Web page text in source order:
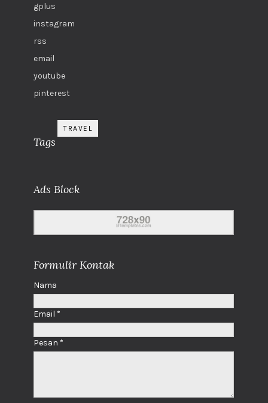
gplus
instagram
rss
email
youtube
pinterest
Tags
TRAVEL
Ads Block
Formulir Kontak
Nama
Email *
Pesan *